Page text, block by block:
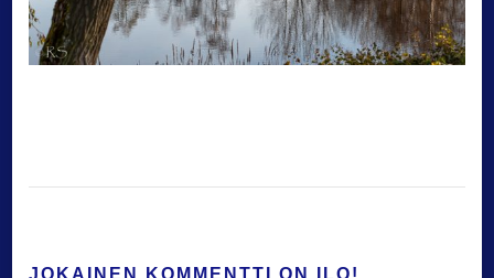
JOKAINEN KOMMENTTI ON ILO!